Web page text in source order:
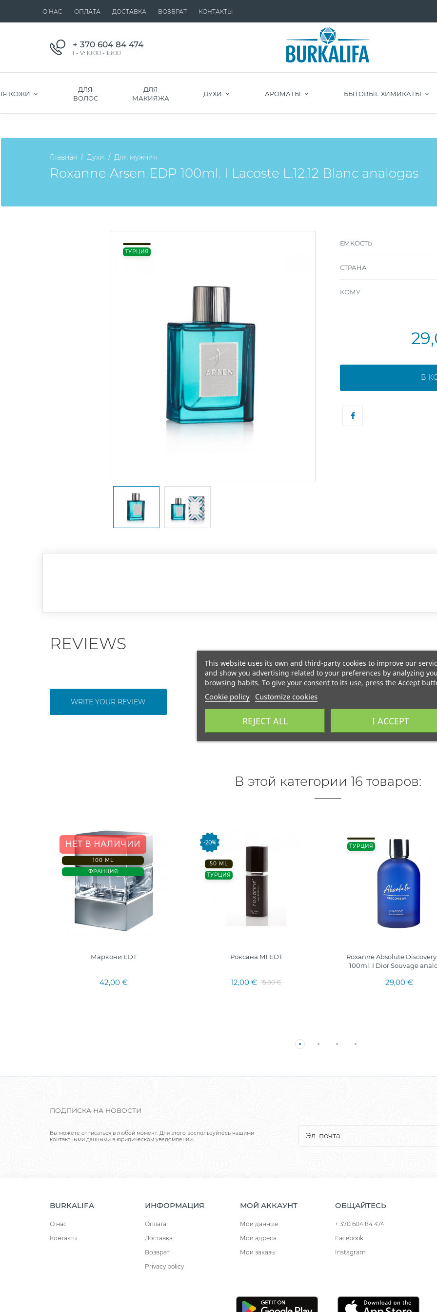
О НАС ОПЛАТА ДОСТАВКА ВОЗВРАТ КОНТАКТЫ
+ 370 604 84 474
I - V: 10:00 - 18:00
КОЖИ
ДЛЯ
ВОЛОС
ДЛЯ
МАКИЯЖА
ДУХИ АРОМАТЫ БЫТОВЫЕ ХИМИКАТЫ
Главная Духи Для мужчин
Roxanne Arsen EDP 100ml. I Lacoste L.12.12 Blanc analogas
ТУРЦИЯ
ЕМКОСТЬ
СТРАНА
КОМУ
В
REVIEWS
WRITE YOUR REVIEW
В этой категории 16 товаров:
НЕТ В НАЛИЧИИ
100 ML
ФРАНЦИЯ
Маркони EDT
42,00 €
-20%
50 ML
ТУРЦИЯ
Роксана M1 EDT
12,00 € 15,00 €
ТУРЦИЯ
Roxanne Absolute
100ml. I Dior Souvage
29,00 €
ПОДПИСКА НА НОВОСТИ
Вы можете отписаться в любой момент. Для этого воспользуйтесь нашими
контактными данными в юридическом уведомлении.
BURKALIFA
О нас
Контакты
ИНФОРМАЦИЯ
Оплата
Доставка
Возврат
Privacy policy
МОЙ АККАУНТ
Мои данные
Мои адреса
Мои заказы
ОБЩАЙТЕСЬ
+ 370 604 84 474
Facebook
Instagram
This website uses its own and third-party cookies to improve our
and show you advertising related to your preferences by analyzing
browsing habits. To give your consent to its use, press the Accept
Cookie policy Customize cookies
REJECT ALL I ACCEPT